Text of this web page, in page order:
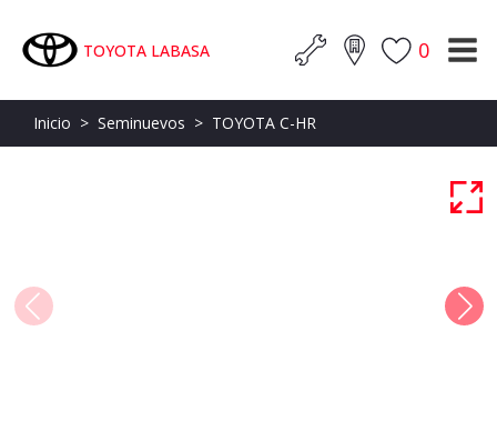
TOYOTA LABASA 0
Inicio > Seminuevos > TOYOTA C-HR